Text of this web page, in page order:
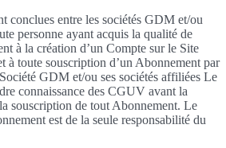
conclues entre les sociétés GDM et/ou
personne ayant acquis la qualité de
à la création d’un Compte sur le Site
à toute souscription d’un Abonnement par
GDM et/ou ses sociétés affiliées Le
connaissance des CGUV avant la
souscription de tout Abonnement. Le
est de la seule responsabilité du